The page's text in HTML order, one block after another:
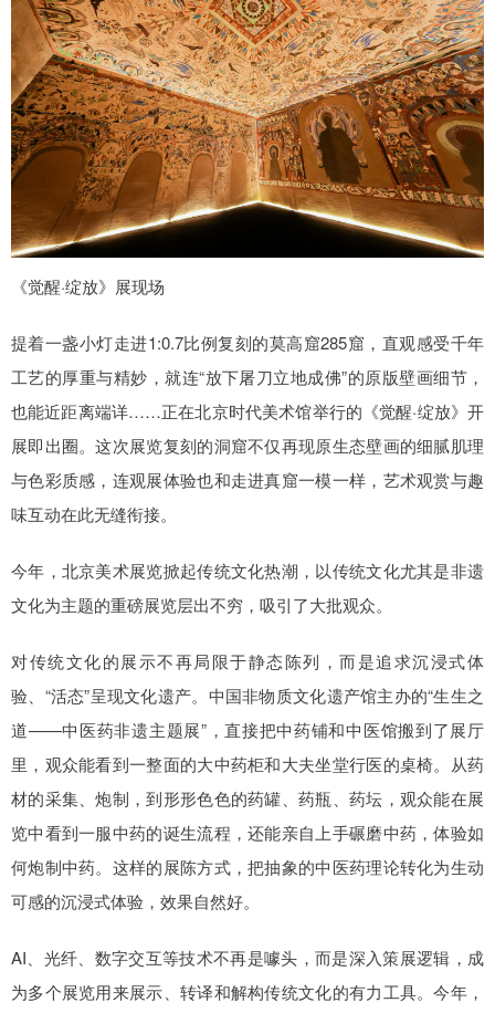
《觉醒·绽放》展现场
提着一盏小灯走进1:0.7比例复刻的莫高窟285窟，直观感受千年
工艺的厚重与精妙，就连“放下屠刀立地成佛”的原版壁画细节，
也能近距离端详……正在北京时代美术馆举行的《觉醒·绽放》开
展即出圈。这次展览复刻的洞窟不仅再现原生态壁画的细腻肌理
与色彩质感，连观展体验也和走进真窟一模一样，艺术观赏与趣
味互动在此无缝衔接。
今年，北京美术展览掀起传统文化热潮，以传统文化尤其是非遗
文化为主题的重磅展览层出不穷，吸引了大批观众。
对传统文化的展示不再局限于静态陈列，而是追求沉浸式体
验、“活态”呈现文化遗产。中国非物质文化遗产馆主办的“生生之
道——中医药非遗主题展”，直接把中药铺和中医馆搬到了展厅
里，观众能看到一整面的大中药柜和大夫坐堂行医的桌椅。从药
材的采集、炮制，到形形色色的药罐、药瓶、药坛，观众能在展
览中看到一服中药的诞生流程，还能亲自上手碾磨中药，体验如
何炮制中药。这样的展陈方式，把抽象的中医药理论转化为生动
可感的沉浸式体验，效果自然好。
AI、光纤、数字交互等技术不再是噱头，而是深入策展逻辑，成
为多个展览用来展示、转译和解构传统文化的有力工具。今年，